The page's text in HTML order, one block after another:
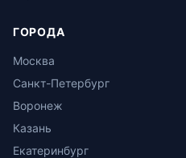
ГОРОДА
Москва
Санкт-Петербург
Воронеж
Казань
Екатеринбург